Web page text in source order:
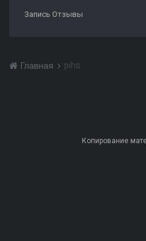
Запись Отзывы
Главная pihs
Копирование